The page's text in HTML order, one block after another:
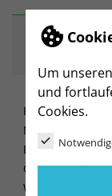
Um
und
Cookies.
Frottiertuch aus
Mit
Entspricht
Qualität 400 g/
Waschbar bis